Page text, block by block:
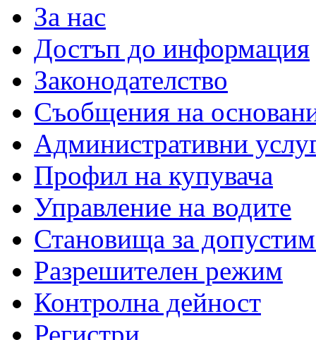
За нас
Достъп до информация
Законодателство
Съобщения на
Административни
Профил на купувача
Управление на водите
Становища за
Разрешителен режим
Контролна дейност
Регистри